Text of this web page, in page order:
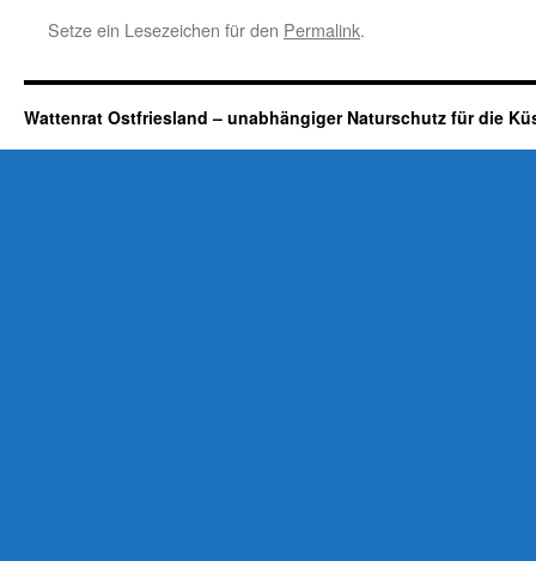
Setze ein Lesezeichen für den Permalink.
Wattenrat Ostfriesland – unabhängiger Naturschutz für die